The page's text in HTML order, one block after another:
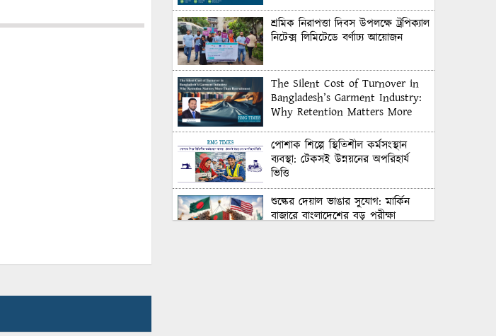
শ্রমিক নিরাপত্তা দিবস উপলক্ষে ট্রপিক্যাল
নিটেক্স লিমিটেডে বর্ণাঢ্য আয়োজন
The Silent Cost of Turnover in
Bangladesh’s Garment Industry:
Why Retention Matters More
পোশাক শিল্পে স্থিতিশীল কর্মসংস্থান
ব্যবস্থা: টেকসই উন্নয়নের অপরিহার্য
ভিত্তি
শুল্কের দেয়াল ভাঙার সুযোগ: মার্কিন
বাজারে বাংলাদেশের বড় পরীক্ষা